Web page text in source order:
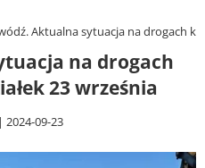
Aktualna sytuacja na drogach
na drogach
23 września
2024-09-23